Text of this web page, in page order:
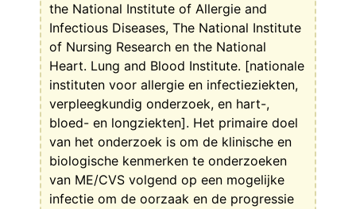
the National Institute of Allergie and
Infectious Diseases, The National Institute
of Nursing Research en the National
Heart. Lung and Blood Institute. [nationale
instituten voor allergie en infectieziekten,
verpleegkundig onderzoek, en hart-,
bloed- en longziekten]. Het primaire doel
van het onderzoek is om de klinische en
biologische kenmerken te onderzoeken
van ME/CVS volgend op een mogelijke
infectie om de oorzaak en de progressie